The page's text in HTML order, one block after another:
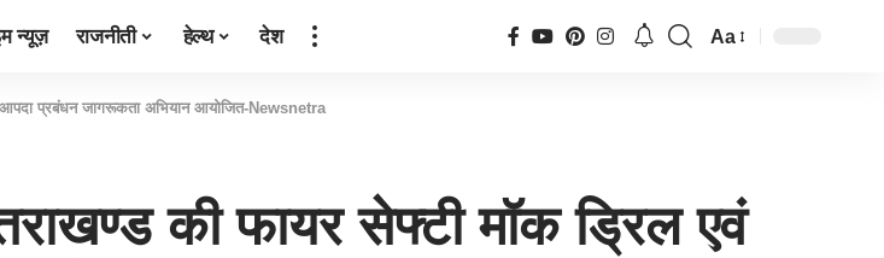
न्यूज़ राजनीती हेल्थ देश Aa
आपदा प्रबंधन जागरूकता अभियान आयोजित-Newsnetra
की फायर सेफ्टी मॉक ड्रिल एवं